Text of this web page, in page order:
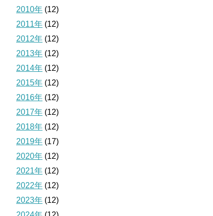
2010年 (12)
2011年 (12)
2012年 (12)
2013年 (12)
2014年 (12)
2015年 (12)
2016年 (12)
2017年 (12)
2018年 (12)
2019年 (17)
2020年 (12)
2021年 (12)
2022年 (12)
2023年 (12)